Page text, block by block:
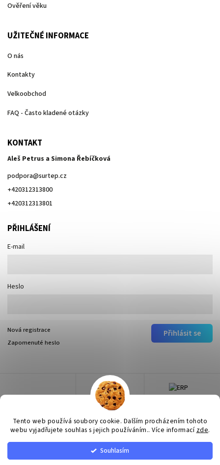
Tento web používá soubory cookie. Dalším procházením tohoto
webu vyjadřujete souhlas s jejich používáním.. Více informací zde.
Souhlasím
Ověření věku
UŽITEČNÉ INFORMACE
O nás
Kontakty
Velkoobchod
FAQ - Často kladené otázky
KONTAKT
Aleš Petrus a Simona Řebíčková
podpora@surtep.cz
+420312313800
+420312313801
PŘIHLÁŠENÍ
E-mail
Heslo
Přihlásit se
Nová registrace
Zapomenuté heslo
Surtep. Všechna práva vyhrazena.